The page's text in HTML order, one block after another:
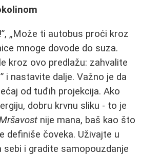
„Može ti autobus proći kroz
mnoge dovode do suza.
kroz ovo predlažu: zahvalite
i nastavite dalje. Važno je da
od tuđih projekcija. Ako
dobru krvnu sliku - to je
nije mana, baš kao što
definiše čoveka. Uživajte u
i gradite samopouzdanje